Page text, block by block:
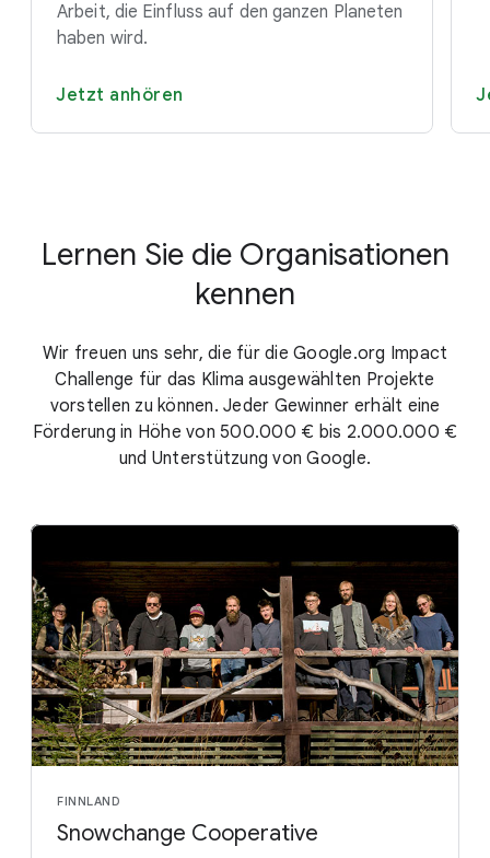
Arbeit, die Einfluss auf den ganzen Planeten
haben wird.
Jetzt anhören
Lernen Sie die Organisationen
kennen
Wir freuen uns sehr, die für die Google.org Impact
Challenge für das Klima ausgewählten Projekte
vorstellen zu können. Jeder Gewinner erhält eine
Förderung in Höhe von 500.000 € bis 2.000.000 €
und Unterstützung von Google.
FINNLAND
Snowchange Cooperative